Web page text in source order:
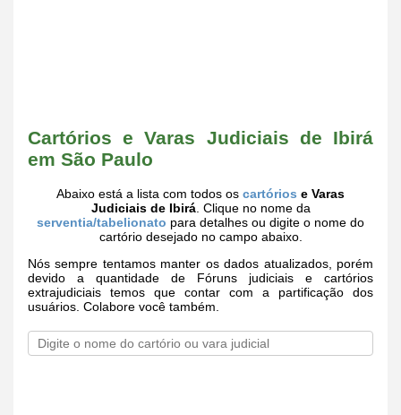
Cartórios e Varas Judiciais de Ibirá
em São Paulo
Abaixo está a lista com todos os cartórios e Varas
Judiciais de Ibirá. Clique no nome da
serventia/tabelionato para detalhes ou digite o nome do
cartório desejado no campo abaixo.
Nós sempre tentamos manter os dados atualizados, porém
devido a quantidade de Fóruns judiciais e cartórios
extrajudiciais temos que contar com a partificação dos
usuários. Colabore você também.